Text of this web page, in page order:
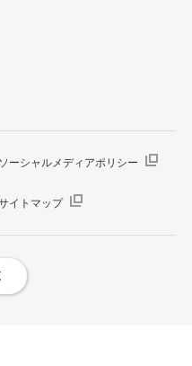
ソーシャルメディアポリシー
イトマップ